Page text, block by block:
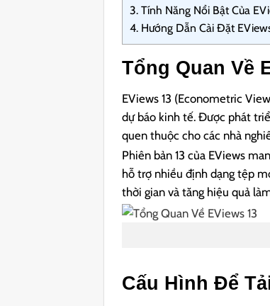
3. Tính Năng Nổi Bật Của
4. Hướng Dẫn Cài Đặt
Tổng Quan Về
EViews 13 (Econometric
dự báo kinh tế. Được phát
quen thuộc cho các nhà
Phiên bản 13 của EViews
hỗ trợ nhiều định dạng tệp
thời gian và tăng hiệu quả
Cấu Hình Để